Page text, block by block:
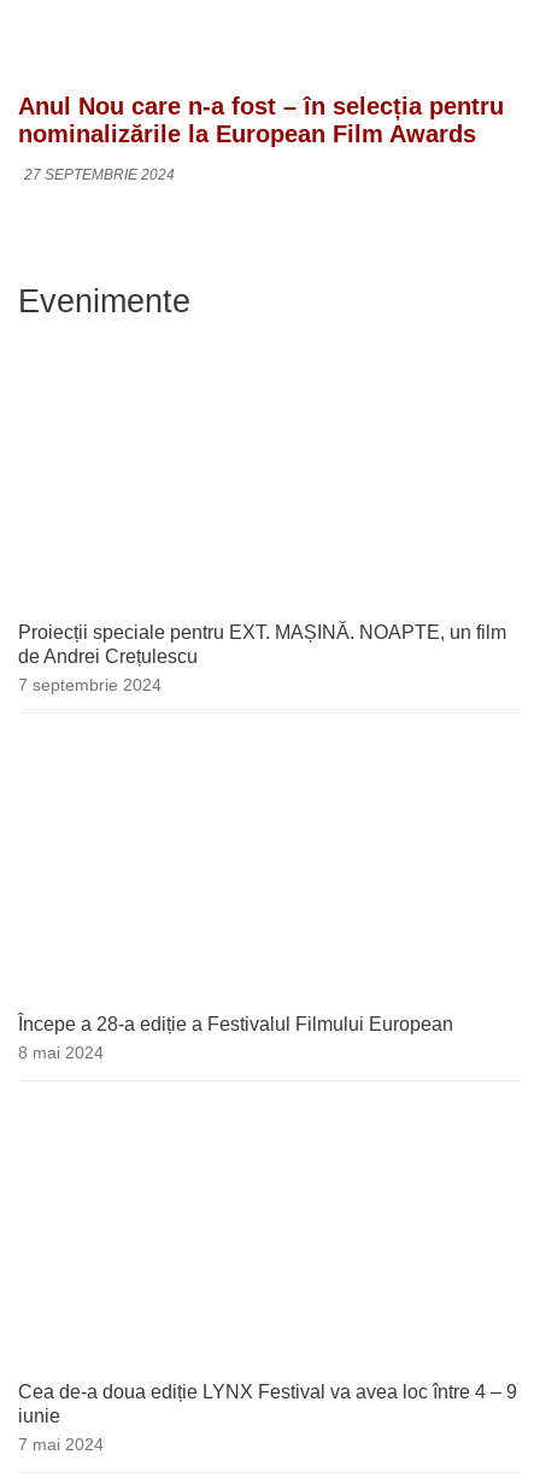
Anul Nou care n-a fost – în selecția pentru
nominalizările la European Film Awards
27 SEPTEMBRIE 2024
Evenimente
Proiecții speciale pentru EXT. MAȘINĂ. NOAPTE, un film
de Andrei Crețulescu
7 septembrie 2024
Începe a 28-a ediție a Festivalul Filmului European
8 mai 2024
Cea de-a doua ediție LYNX Festival va avea loc între 4 – 9
iunie
7 mai 2024